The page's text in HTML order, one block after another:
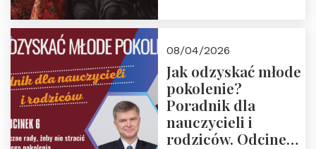
08/04/2026
Jak odzyskać młode
pokolenie?
Poradnik dla
nauczycieli i
rodziców. Odcinek